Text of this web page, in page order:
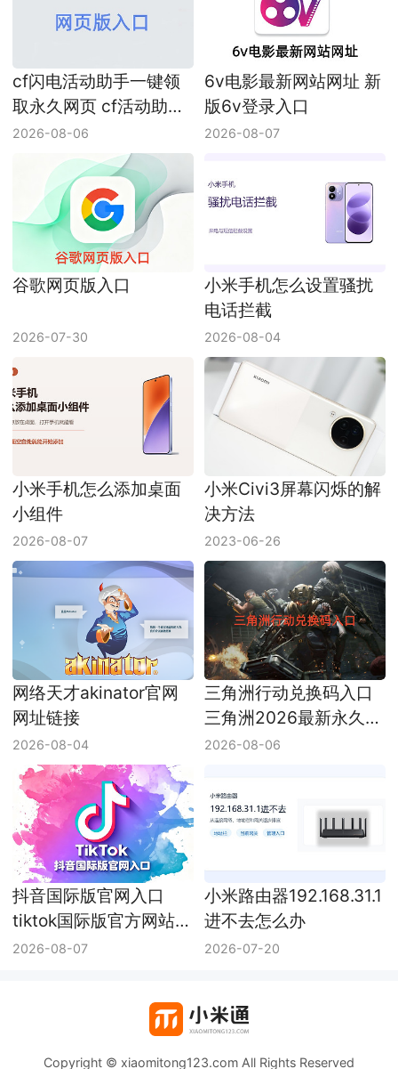
cf闪电活动助手一键领
取永久网页 cf活动助手
网页版入口
2026-08-06
6v电影最新网站网址 新
版6v登录入口
2026-08-07
谷歌网页版入口
2026-07-30
小米手机怎么设置骚扰
电话拦截
2026-08-04
小米手机怎么添加桌面
小组件
2026-08-07
小米Civi3屏幕闪烁的解
决方法
2023-06-26
网络天才akinator官网
网址链接
2026-08-04
三角洲行动兑换码入口
三角洲2026最新永久兑
换码
2026-08-06
抖音国际版官网入口
tiktok国际版官方网站入
口
2026-08-07
小米路由器192.168.31.1
进不去怎么办
2026-07-20
Copyright © xiaomitong123.com All Rights Reserved